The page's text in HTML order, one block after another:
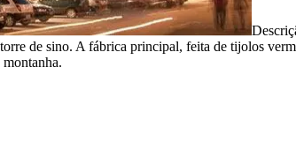
de sino. A fábrica principal, feita de tijolos